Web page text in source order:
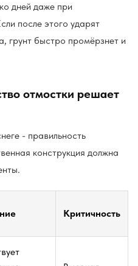
дней даже при
после этого ударят
грунт быстро промёрзнет и
отмостки решает
- правильность
конструкция должна
Критичность